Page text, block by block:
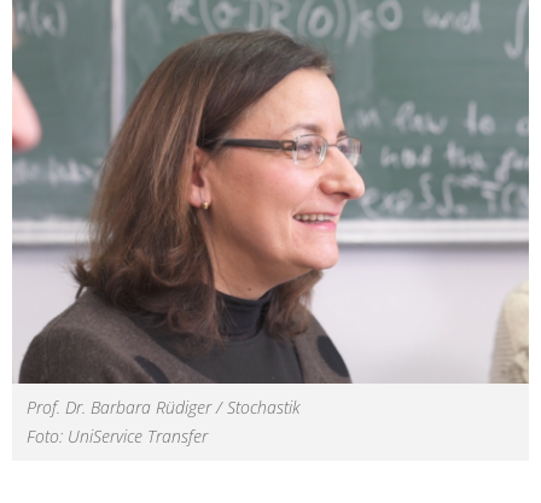
Prof. Dr. Barbara Rüdiger / Stochastik
Foto: UniService Transfer